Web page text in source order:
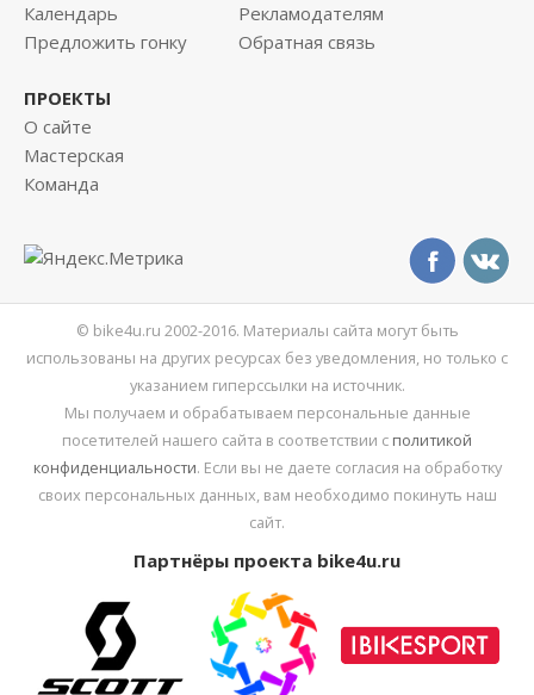
Календарь
Предложить гонку
Рекламодателям
Обратная связь
ПРОЕКТЫ
О сайте
Мастерская
Команда
© bike4u.ru 2002-2016. Материалы сайта могут быть
использованы на других ресурсах без уведомления, но только с
указанием гиперссылки на источник.
Мы получаем и обрабатываем персональные данные
посетителей нашего сайта в соответствии с политикой
конфиденциальности. Если вы не даете согласия на обработку
своих персональных данных, вам необходимо покинуть наш
сайт.
Партнёры проекта bike4u.ru